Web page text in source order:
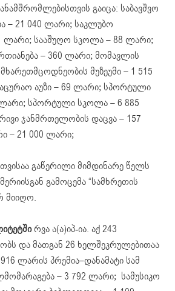
გაიცა: საბავშვო
– 21 040 ლარი; საკლუბო
ლარი; სააშუღო სკოლა – 88 ლარი;
– 360 ლარი; მომავლის
მუზეუმი – 1 515
აუზი – 69 ლარი; სპორტული
სპორტული სკოლა – 6 885
ჯანმრთელობის დაცვა – 157
– 21 000 ლარი;
გაწერილი მიმდინარე წელს
გამოცემა “სამხრეთის
მიიღო.
რვა ა(ა)იპ-ია. აქ 243
და მათგან 26 ხელშეკრულებითაა
ლარის პრემია–დანამატი სამ
– 3 792 ლარი; სამუსიკო